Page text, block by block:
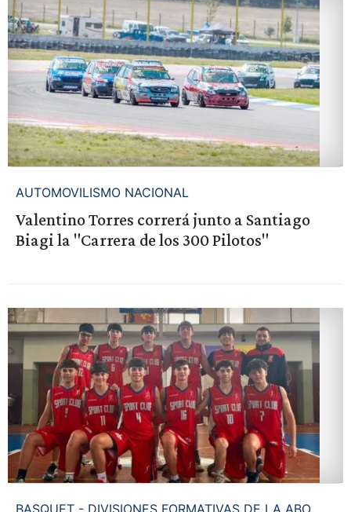
AUTOMOVILISMO NACIONAL
Valentino Torres correrá junto a Santiago
Biagi la "Carrera de los 300 Pilotos"